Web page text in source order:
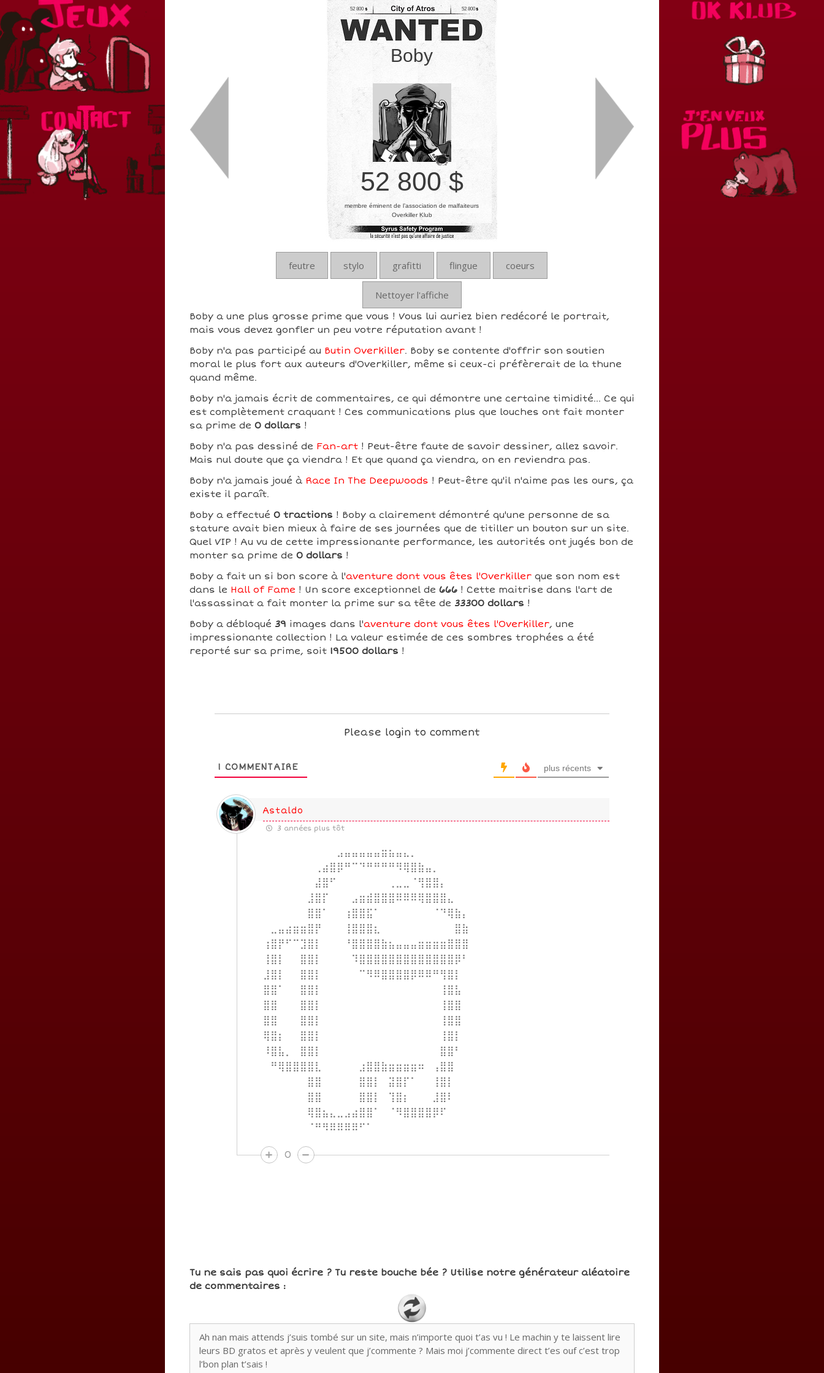
52 800
Boby
52 800
52 800 $
membre éminent de l’association de malfaiteurs
Overkiller Klub
feutre stylo grafitti flingue coeurs
Nettoyer l'affiche
Boby a une plus grosse prime que vous ! Vous lui auriez bien redécoré le portrait,
mais vous devez gonfler un peu votre réputation avant !
Boby n'a pas participé au Butin Overkiller. Boby se contente d'offrir son soutien
moral le plus fort aux auteurs d'Overkiller, même si ceux-ci préfèrerait de la thune
quand même.
Boby n'a jamais écrit de commentaires, ce qui démontre une certaine timidité... Ce qui
est complètement craquant ! Ces communications plus que louches ont fait monter
sa prime de 0 dollars !
Boby n'a pas dessiné de Fan-art! Peut-être faute de savoir dessiner, allez savoir.
Mais nul doute que ça viendra ! Et que quand ça viendra, on en reviendra pas.
Boby n'a jamais joué à Race In The Deepwoods ! Peut-être qu'il n'aime pas les ours, ça
existe il paraît.
Boby a effectué 0 tractions ! Boby a clairement démontré qu'une personne de sa
stature avait bien mieux à faire de ses journées que de titiller un bouton sur un site.
Quel VIP ! Au vu de cette impressionante performance, les autorités ont jugés bon de
monter sa prime de 0 dollars !
Boby a fait un si bon score à l'aventure dont vous êtes l'Overkillerque son nom est
dans le Hall of Fame ! Un score exceptionnel de 666! Cette maitrise dans l'art de
l'assassinat a fait monter la prime sur sa tête de 33300 dollars !
Boby a débloqué 39 images dans l'aventure dont vous êtes l'Overkiller, une
impressionante collection ! La valeur estimée de ces sombres trophées a été
reporté sur sa prime, soit 19500 dollars !
Please login to comment
1 COMMENTAIRE plus récents
Astaldo
3 années plus tôt
⠀⠀⠀⠀⠀⠀⠀⠀⠀⠀⠀⣠⣤⣤⣤⣤⣤⣶⣦⣤⣄⡀⠀⠀⠀⠀⠀⠀⠀⠀
⠀⠀⠀⠀⠀⠀⠀⠀⢀⣴⣿⡿⠛⠉⠙⠛⠛⠛⠛⠻⢿⣿⣷⣤⡀⠀⠀⠀⠀⠀
⠀⠀⠀⠀⠀⠀⠀⠀⣼⣿⠋⠀⠀⠀⠀⠀⠀⠀⢀⣀⣀⠈⢻⣿⣿⡄⠀⠀⠀⠀
⠀⠀⠀⠀⠀⠀⠀⣸⣿⡏⠀⠀⠀⣠⣶⣾⣿⣿⣿⠿⠿⠿⢿⣿⣿⣿⣄⠀⠀⠀
⠀⠀⠀⠀⠀⠀⠀⣿⣿⠁⠀⠀⢰⣿⣿⣯⠁⠀⠀⠀⠀⠀⠀⠀⠈⠙⢿⣷⡄⠀
⠀⠀⣀⣤⣴⣶⣶⣿⡟⠀⠀⠀⢸⣿⣿⣿⣆⠀⠀⠀⠀⠀⠀⠀⠀⠀⠀⣿⣷⠀
⠀⢰⣿⡟⠋⠉⣹⣿⡇⠀⠀⠀⠘⣿⣿⣿⣿⣷⣦⣤⣤⣤⣶⣶⣶⣶⣿⣿⣿⠀
⠀⢸⣿⡇⠀⠀⣿⣿⡇⠀⠀⠀⠀⠹⣿⣿⣿⣿⣿⣿⣿⣿⣿⣿⣿⣿⣿⡿⠃⠀
⠀⣸⣿⡇⠀⠀⣿⣿⡇⠀⠀⠀⠀⠀⠉⠻⠿⣿⣿⣿⣿⡿⠿⠿⠛⢻⣿⡇⠀⠀
⠀⣿⣿⠁⠀⠀⣿⣿⡇⠀⠀⠀⠀⠀⠀⠀⠀⠀⠀⠀⠀⠀⠀⠀⠀⢸⣿⣧⠀⠀
⠀⣿⣿⠀⠀⠀⣿⣿⡇⠀⠀⠀⠀⠀⠀⠀⠀⠀⠀⠀⠀⠀⠀⠀⠀⢸⣿⣿⠀⠀
⠀⣿⣿⠀⠀⠀⣿⣿⡇⠀⠀⠀⠀⠀⠀⠀⠀⠀⠀⠀⠀⠀⠀⠀⠀⢸⣿⣿⠀⠀
⠀⢿⣿⡆⠀⠀⣿⣿⡇⠀⠀⠀⠀⠀⠀⠀⠀⠀⠀⠀⠀⠀⠀⠀⠀⢸⣿⡇⠀⠀
⠀⠸⣿⣧⡀⠀⣿⣿⡇⠀⠀⠀⠀⠀⠀⠀⠀⠀⠀⠀⠀⠀⠀⠀⠀⣿⣿⠃⠀⠀
⠀⠀⠛⢿⣿⣿⣿⣿⣇⠀⠀⠀⠀⠀⣰⣿⣿⣷⣶⣶⣶⣶⠶⠀⢠⣿⣿⠀⠀⠀
⠀⠀⠀⠀⠀⠀⠀⣿⣿⠀⠀⠀⠀⠀⣿⣿⡇⠀⣽⣿⡏⠁⠀⠀⢸⣿⡇⠀⠀⠀
⠀⠀⠀⠀⠀⠀⠀⣿⣿⠀⠀⠀⠀⠀⣿⣿⡇⠀⢹⣿⡆⠀⠀⠀⣸⣿⠇⠀⠀⠀
⠀⠀⠀⠀⠀⠀⠀⢿⣿⣦⣄⣀⣠⣴⣿⣿⠁⠀⠈⠻⣿⣿⣿⣿⡿⠏⠀⠀⠀⠀
⠀⠀⠀⠀⠀⠀⠀⠈⠛⠻⠿⠿⠿⠿⠋⠁⠀⠀⠀⠀⠀⠀⠀⠀⠀⠀⠀⠀⠀⠀
0
Tu ne sais pas quoi écrire ? Tu reste bouche bée ? Utilise notre générateur aléatoire
de commentaires :